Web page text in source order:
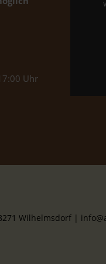
Uhr
Wilhelmsdorf |